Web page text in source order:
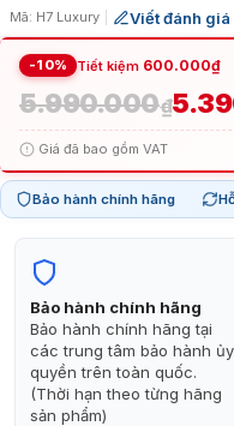
Mã: H7 Luxury Viết đánh giá
-10% Tiết kiệm 600.000₫
5.990.000₫
Giá
gốc
là:
5.990.000₫.
Giá
hiện
tại
là:
5.390.000₫.
Giá đã bao gồm VAT
Bảo hành chính hãng
Bảo hành chính hãng
Bảo hành chính hãng tại
các trung tâm bảo hành ủy
quyền trên toàn quốc.
(Thời hạn theo từng hãng
sản phẩm)